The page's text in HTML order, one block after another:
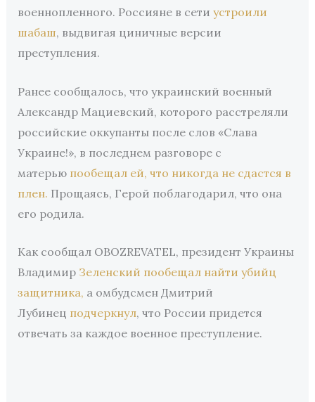
военнопленного. Россияне в сети устроили
шабаш, выдвигая циничные версии
преступления.
Ранее сообщалось, что украинский военный
Александр Мациевский, которого расстреляли
российские оккупанты после слов «Слава
Украине!», в последнем разговоре с
матерьюпообещал ей, что никогда не сдастся в
плен. Прощаясь, Герой поблагодарил, что она
его родила.
Как сообщал OBOZREVATEL, президент Украины
Владимир Зеленский пообещал найти убийц
защитника, а омбудсмен Дмитрий
Лубинец подчеркнул, что России придется
отвечать за каждое военное преступление.